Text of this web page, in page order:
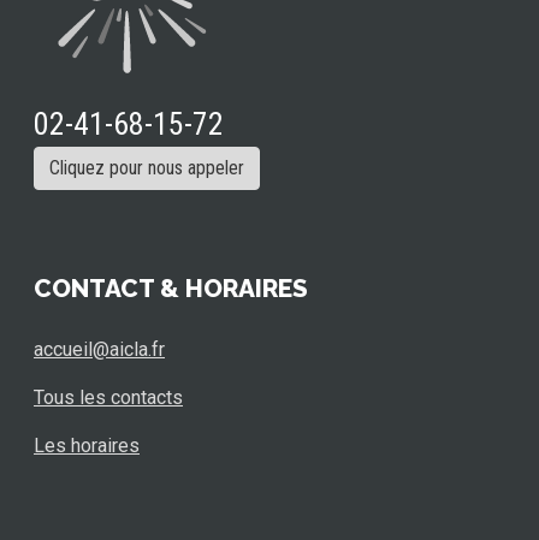
02-41-68-15-72
Cliquez pour nous appeler
CONTACT & HORAIRES
accueil@aicla.fr
Tous les contacts
Les horaires